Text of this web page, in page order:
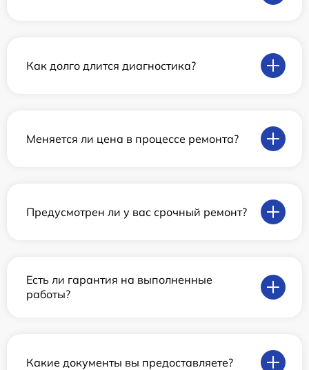
Как долго длится диагностика?
Меняется ли цена в процессе ремонта?
Предусмотрен ли у вас срочный ремонт?
Есть ли гарантия на выполненные
работы?
Какие документы вы предоставляете?